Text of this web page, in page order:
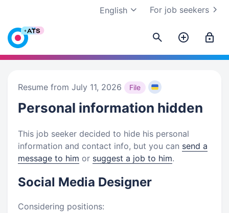
For job seekers
English
Resume from July 11, 2026 File
Personal information hidden
This job seeker decided to hide his personal
information and contact info, but you can send a
message to him or suggest a job to him.
Social Media Designer
Considering positions: